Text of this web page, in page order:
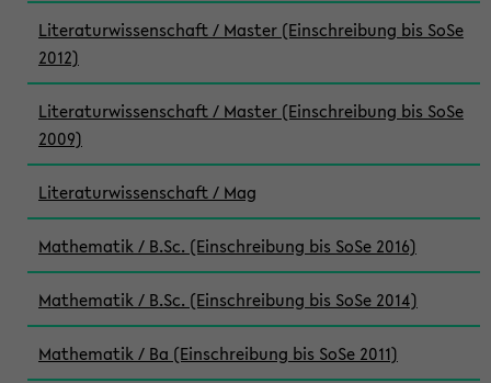
Literaturwissenschaft / Master (Einschreibung bis SoSe
2012)
Literaturwissenschaft / Master (Einschreibung bis SoSe
2009)
Literaturwissenschaft / Mag
Mathematik / B.Sc. (Einschreibung bis SoSe 2016)
Mathematik / B.Sc. (Einschreibung bis SoSe 2014)
Mathematik / Ba (Einschreibung bis SoSe 2011)